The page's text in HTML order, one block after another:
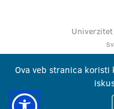
Ova veb stranica